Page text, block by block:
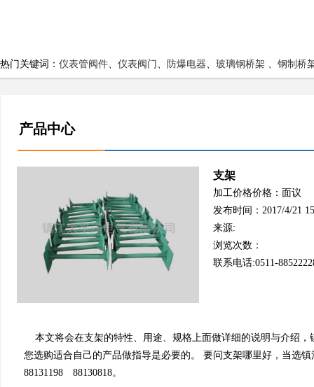
热门关键词： 仪表管阀件、 仪表阀门 、 防爆电器、 玻璃钢桥架 、 钢制桥
产品中心
支架
加工价格价格：面议
发布时间：2017/4/21
来源:
浏览次数：
联系电话:0511-
本文将会在支架的特性、用途、规格上面做详细的说明与介绍
您选购适合自己的产品做指导是必要的。 要问支架哪里好，当
88131198 88130818。